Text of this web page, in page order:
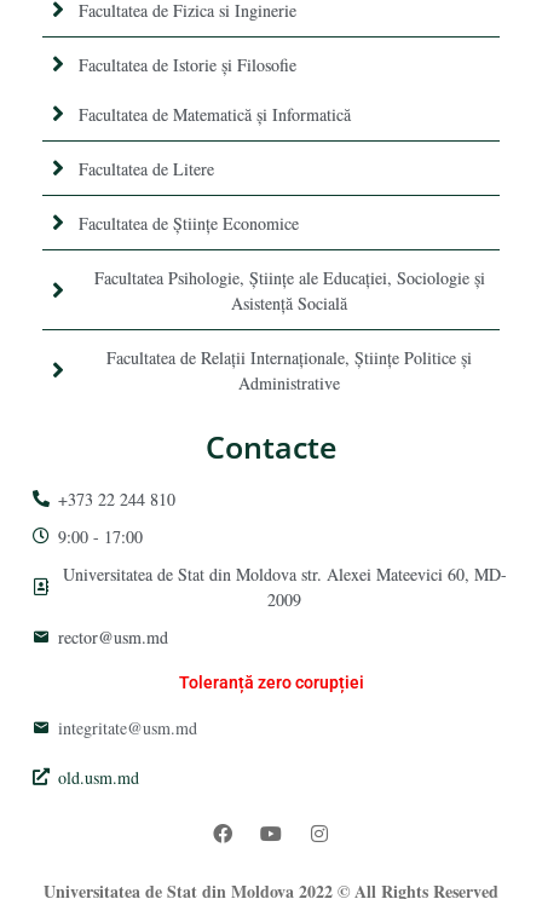
Facultatea de Fizica si Inginerie
Facultatea de Istorie şi Filosofie
Facultatea de Matematică şi Informatică
Facultatea de Litere
Facultatea de Științe Economice
Facultatea Psihologie, Ştiinţe ale Educaţiei, Sociologie și
Asistență Socială
Facultatea de Relaţii Internaţionale, Ştiinţe Politice şi
Administrative
Contacte
+373 22 244 810
9:00 - 17:00
Universitatea de Stat din Moldova str. Alexei Mateevici 60, MD-
2009
rector@usm.md
Toleranță zero corupției
integritate@usm.md
old.usm.md
Universitatea de Stat din Moldova 2022 © All Rights Reserved